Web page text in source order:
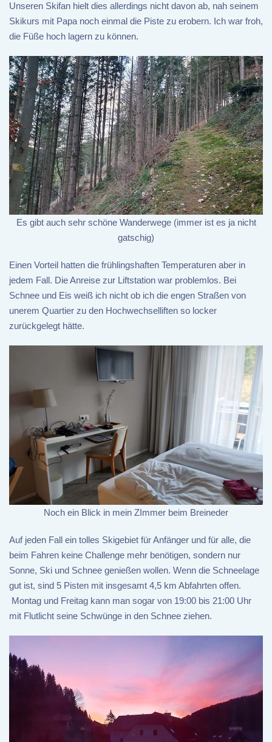
Unseren Skifan hielt dies allerdings nicht davon ab, nah seinem
Skikurs mit Papa noch einmal die Piste zu erobern. Ich war froh,
die Füße hoch lagern zu können.
Es gibt auch sehr schöne Wanderwege (immer ist es ja nicht
gatschig)
Einen Vorteil hatten die frühlingshaften Temperaturen aber in
jedem Fall. Die Anreise zur Liftstation war problemlos. Bei
Schnee und Eis weiß ich nicht ob ich die engen Straßen von
unerem Quartier zu den Hochwechselliften so locker
zurückgelegt hätte.
Noch ein Blick in mein ZImmer beim Breineder
Auf jeden Fall ein tolles Skigebiet für Anfänger und für alle, die
beim Fahren keine Challenge mehr benötigen, sondern nur
Sonne, Ski und Schnee genießen wollen. Wenn die Schneelage
gut ist, sind 5 Pisten mit insgesamt 4,5 km Abfahrten offen.
Montag und Freitag kann man sogar von 19:00 bis 21:00 Uhr
mit Flutlicht seine Schwünge in den Schnee ziehen.